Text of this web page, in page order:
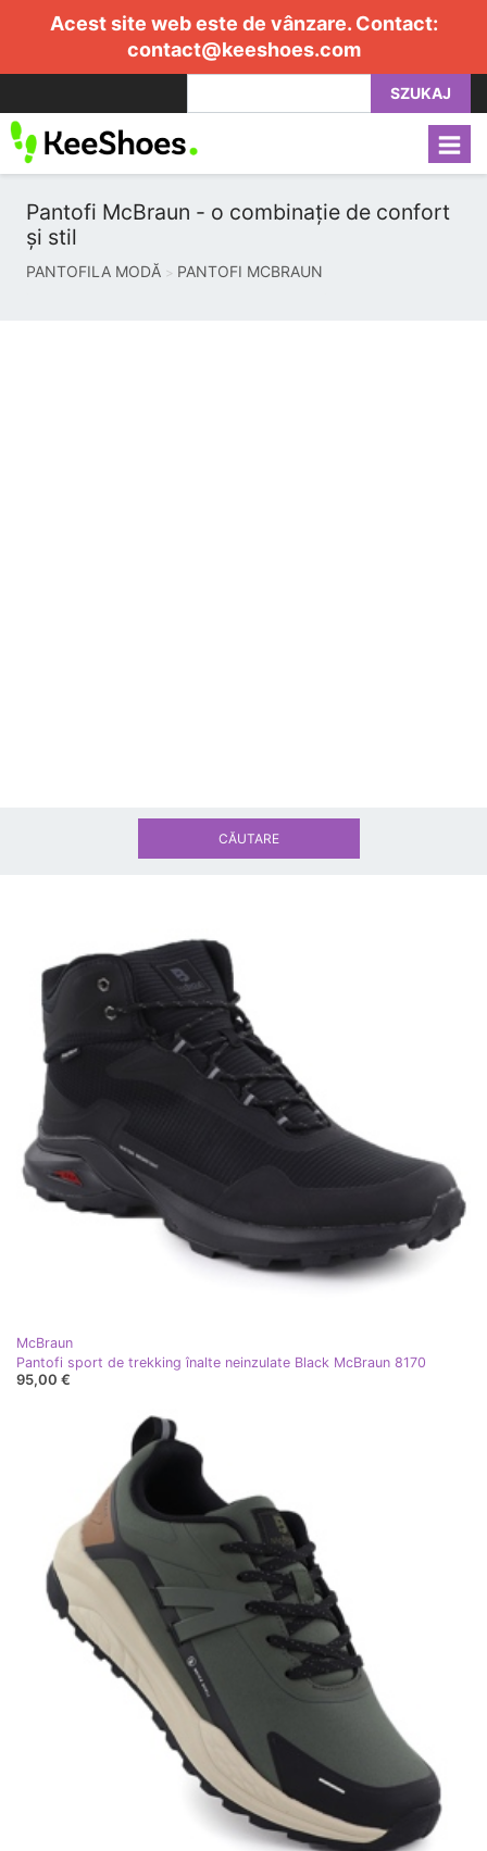
Acest site web este de vânzare. Contact:
contact@keeshoes.com
SZUKAJ
Pantofi McBraun - o combinație de confort
și stil
PANTOFILA MODĂ PANTOFI MCBRAUN
McBraun
Pantofi sport de trekking înalte neinzulate Black McBraun 8170
95,00 €
CĂUTARE